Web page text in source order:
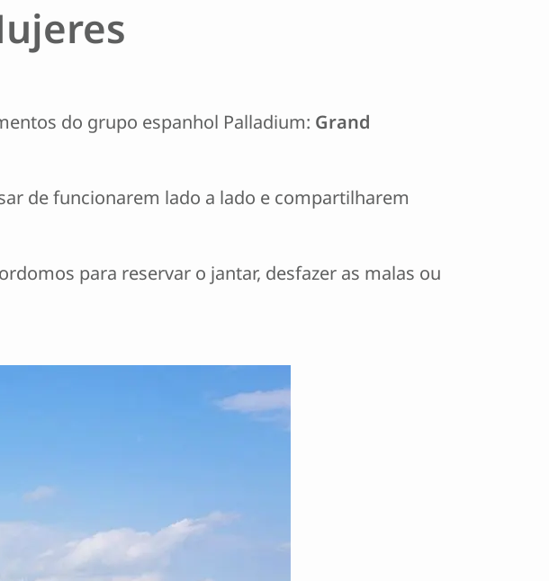
do grupo espanhol Palladium: Grand
de funcionarem lado a lado e compartilharem
para reservar o jantar, desfazer as malas ou